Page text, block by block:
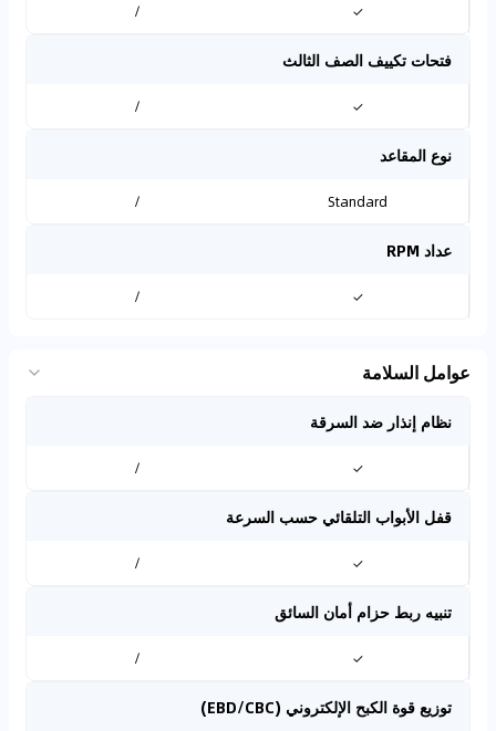
✓
/
فتحات تكييف الصف الثالث
✓
/
نوع المقاعد
Standard
/
عداد RPM
✓
/
عوامل السلامة
نظام إنذار ضد السرقة
✓
/
قفل الأبواب التلقائي حسب السرعة
✓
/
تنبيه ربط حزام أمان السائق
✓
/
توزيع قوة الكبح الإلكتروني (EBD/CBC)